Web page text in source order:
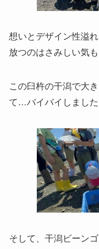
想いとデザイン性溢
放つのはさみしい気
この臼杵の干潟で大
て…バイバイしまし
そして、干潟ビーンゴ